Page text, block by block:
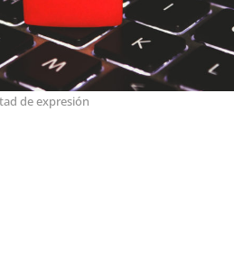
de expresión